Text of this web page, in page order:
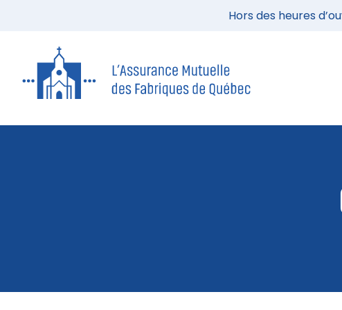
Hors des heures